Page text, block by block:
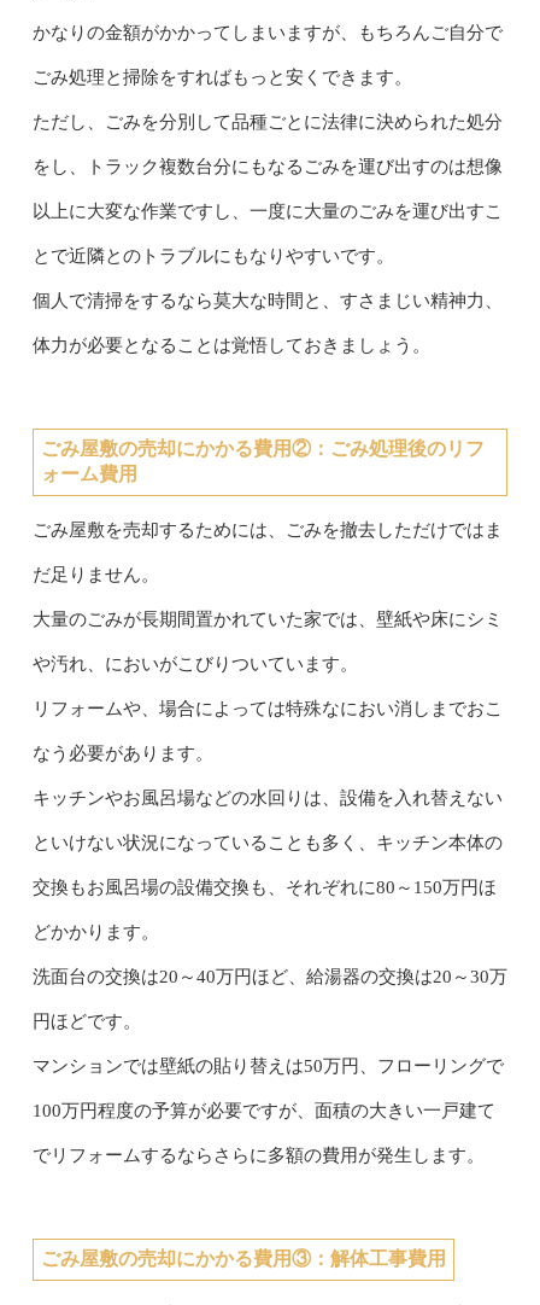
かなりの金額がかかってしまいますが、もちろんご自分で
ごみ処理と掃除をすればもっと安くできます。
ただし、ごみを分別して品種ごとに法律に決められた処分
をし、トラック複数台分にもなるごみを運び出すのは想像
以上に大変な作業ですし、一度に大量のごみを運び出すこ
とで近隣とのトラブルにもなりやすいです。
個人で清掃をするなら莫大な時間と、すさまじい精神力、
体力が必要となることは覚悟しておきましょう。
ごみ屋敷の売却にかかる費用②： ごみ処理後のリフ
ォーム費用
ごみ屋敷を売却するためには、ごみを撤去しただけではま
だ足りません。
大量のごみが長期間置かれていた家では、壁紙や床にシミ
や汚れ、においがこびりついています。
リフォームや、場合によっては特殊なにおい消しまでおこ
なう必要があります。
キッチンやお風呂場などの水回りは、設備を入れ替えない
といけない状況になっていることも多く、キッチン本体の
交換もお風呂場の設備交換も、それぞれに80～150万円ほ
どかかります。
洗面台の交換は20～40万円ほど、給湯器の交換は20～30万
円ほどです。
マンションでは壁紙の貼り替えは50万円、フローリングで
100万円程度の予算が必要ですが、面積の大きい一戸建て
でリフォームするならさらに多額の費用が発生します。
ごみ屋敷の売却にかかる費用③： 解体工事費用